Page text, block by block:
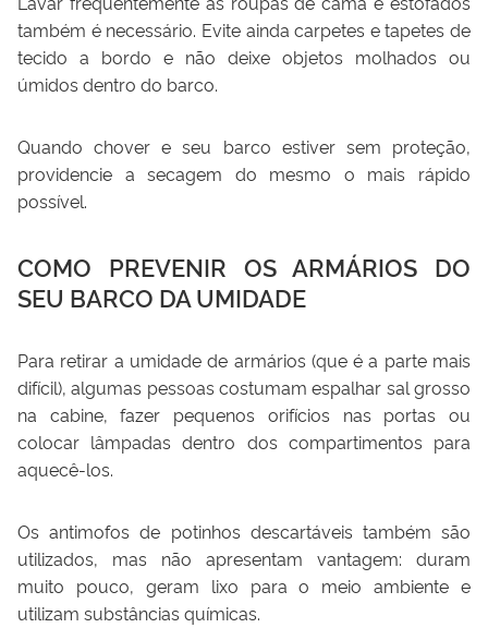
também é necessário. Evite ainda carpetes e tapetes de
tecido a bordo e não deixe objetos molhados ou
úmidos dentro do barco.
Quando chover e seu barco estiver sem proteção,
providencie a secagem do mesmo o mais rápido
possível.
COMO PREVENIR OS ARMÁRIOS DO
SEU BARCO DA UMIDADE
Para retirar a umidade de armários (que é a parte mais
difícil), algumas pessoas costumam espalhar sal grosso
na cabine, fazer pequenos orifícios nas portas ou
colocar lâmpadas dentro dos compartimentos para
aquecê-los.
Os antimofos de potinhos descartáveis também são
utilizados, mas não apresentam vantagem: duram
muito pouco, geram lixo para o meio ambiente e
utilizam substâncias químicas.